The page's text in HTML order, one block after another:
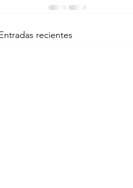
recientes